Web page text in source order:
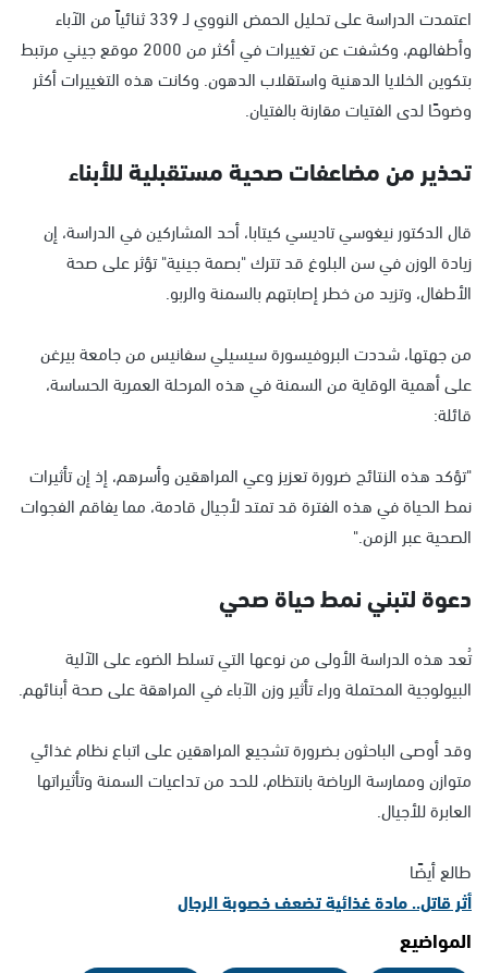
اعتمدت الدراسة على تحليل الحمض النووي لـ 339 ثنائياً من الآباء
وأطفالهم، وكشفت عن تغييرات في أكثر من 2000 موقع جيني مرتبط
بتكوين الخلايا الدهنية واستقلاب الدهون. وكانت هذه التغييرات أكثر
وضوحًا لدى الفتيات مقارنة بالفتيان.
تحذير من مضاعفات صحية مستقبلية للأبناء
قال الدكتور نيغوسي تاديسي كيتابا، أحد المشاركين في الدراسة، إن
زيادة الوزن في سن البلوغ قد تترك "بصمة جينية" تؤثر على صحة
الأطفال، وتزيد من خطر إصابتهم بالسمنة والربو.
من جهتها، شددت البروفيسورة سيسيلي سفانيس من جامعة بيرغن
على أهمية الوقاية من السمنة في هذه المرحلة العمرية الحساسة،
قائلة:
"تؤكد هذه النتائج ضرورة تعزيز وعي المراهقين وأسرهم، إذ إن تأثيرات
نمط الحياة في هذه الفترة قد تمتد لأجيال قادمة، مما يفاقم الفجوات
الصحية عبر الزمن."
دعوة لتبني نمط حياة صحي
تُعد هذه الدراسة الأولى من نوعها التي تسلط الضوء على الآلية
البيولوجية المحتملة وراء تأثير وزن الآباء في المراهقة على صحة أبنائهم.
وقد أوصى الباحثون بـضرورة تشجيع المراهقين على اتباع نظام غذائي
متوازن وممارسة الرياضة بانتظام، للحد من تداعيات السمنة وتأثيراتها
العابرة للأجيال.
طالع أيضًا
أثر قاتل.. مادة غذائية تضعف خصوبة الرجال
المواضيع